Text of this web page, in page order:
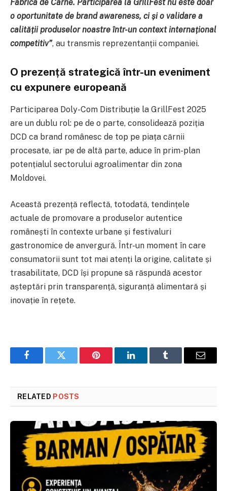
Fabrica de Carne. Participarea la GrillFest nu este doar
o oportunitate de brand awareness, ci și o validare a
calității produselor noastre într-un context internațional
competitiv”, au transmis reprezentanții companiei.
O prezență strategică într-un eveniment
cu expunere europeană
Participarea Doly-Com Distribuție la GrillFest 2025
are un dublu rol: pe de o parte, consolidează poziția
DCD ca brand românesc de top pe piața cărnii
procesate, iar pe de altă parte, aduce în prim-plan
potențialul sectorului agroalimentar din zona
Moldovei.
Această prezență reflectă, totodată, tendințele
actuale de promovare a produselor autentice
românești în contexte urbane și festivaluri
gastronomice de anvergură. Într-un moment în care
consumatorii sunt tot mai atenți la origine, calitate și
trasabilitate, DCD își propune să răspundă acestor
așteptări prin transparență, siguranță alimentară și
inovație în rețete.
FacebookTwitter Pinterest LinkedInTumblr Email
RELATED POSTS